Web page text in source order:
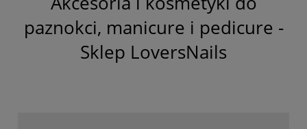
paznokci, manicure i pedicure -
Sklep LoversNails